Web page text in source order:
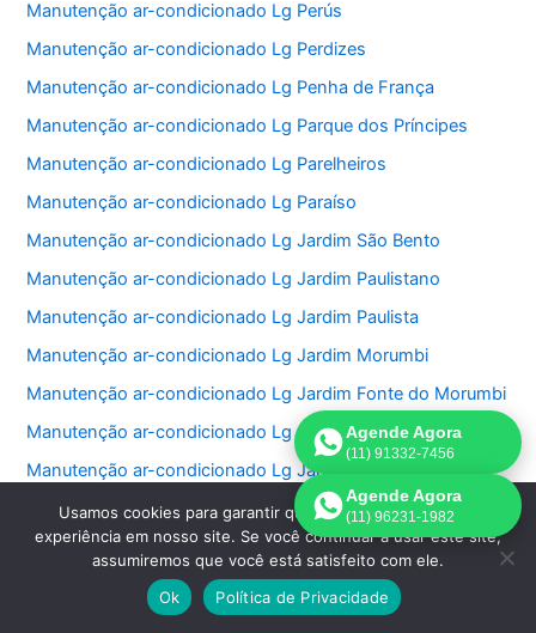
Manutenção ar-condicionado Lg Perús
Manutenção ar-condicionado Lg Perdizes
Manutenção ar-condicionado Lg Penha de França
Manutenção ar-condicionado Lg Parque dos Príncipes
Manutenção ar-condicionado Lg Parelheiros
Manutenção ar-condicionado Lg Paraíso
Manutenção ar-condicionado Lg Jardim São Bento
Manutenção ar-condicionado Lg Jardim Paulistano
Manutenção ar-condicionado Lg Jardim Paulista
Manutenção ar-condicionado Lg Jardim Morumbi
Manutenção ar-condicionado Lg Jardim Fonte do Morumbi
Manutenção ar-condicionado Lg Jardim Europa
Manutenção ar-condicionado Lg Jardim das Perdizes
Manutenção ar-condicionado Lg Jardim das Acacias
Manutenção ar-condicionado Lg Jardim da Saúde
Manutenção ar-condicionado Lg Jardim Bonfiglioli
Agende Agora
(11) 91332-7456
Agende Agora
(11) 96231-1982
Usamos cookies para garantir que oferecemos a melhor
experiência em nosso site. Se você continuar a usar este site,
assumiremos que você está satisfeito com ele.
Ok
Política de Privacidade